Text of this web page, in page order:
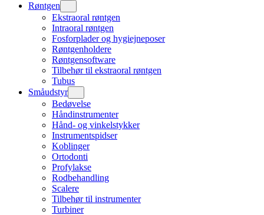
Røntgen
Ekstraoral røntgen
Intraoral røntgen
Fosforplader og hygiejneposer
Røntgenholdere
Røntgensoftware
Tilbehør til ekstraoral røntgen
Tubus
Småudstyr
Bedøvelse
Håndinstrumenter
Hånd- og vinkelstykker
Instrumentspidser
Koblinger
Ortodonti
Profylakse
Rodbehandling
Scalere
Tilbehør til instrumenter
Turbiner